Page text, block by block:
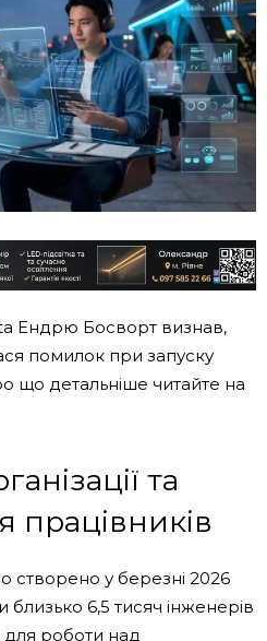
Ендрю Босворт визнав,
помилок при запуску
що детальніше читайте на
та
працівників
створено у березні 2026
6,5 тисяч інженерів
роботи над